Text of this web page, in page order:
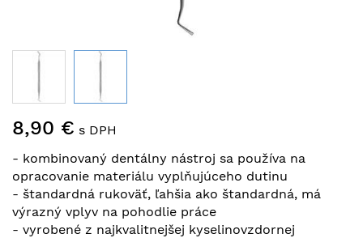
na
galérie
obrázkov
8,90 € s DPH
- kombinovaný dentálny nástroj sa používa na
opracovanie materiálu vyplňujúceho dutinu
- štandardná rukoväť, ľahšia ako štandardná, má
výrazný vplyv na pohodlie práce
- vyrobené z najkvalitnejšej kyselinovzdornej